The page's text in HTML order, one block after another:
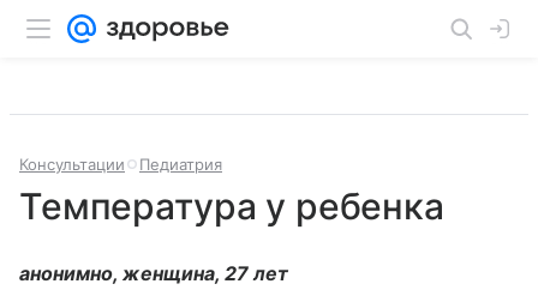
Консультации Педиатрия
Температура у ребенка
анонимно, женщина, 27 лет